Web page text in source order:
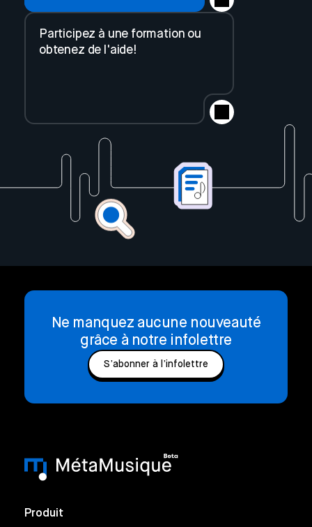
Participez à une formation ou
obtenez de l'aide!
Ne manquez aucune nouveauté
grâce à notre infolettre
S’abonner à l’infolettre
Produit